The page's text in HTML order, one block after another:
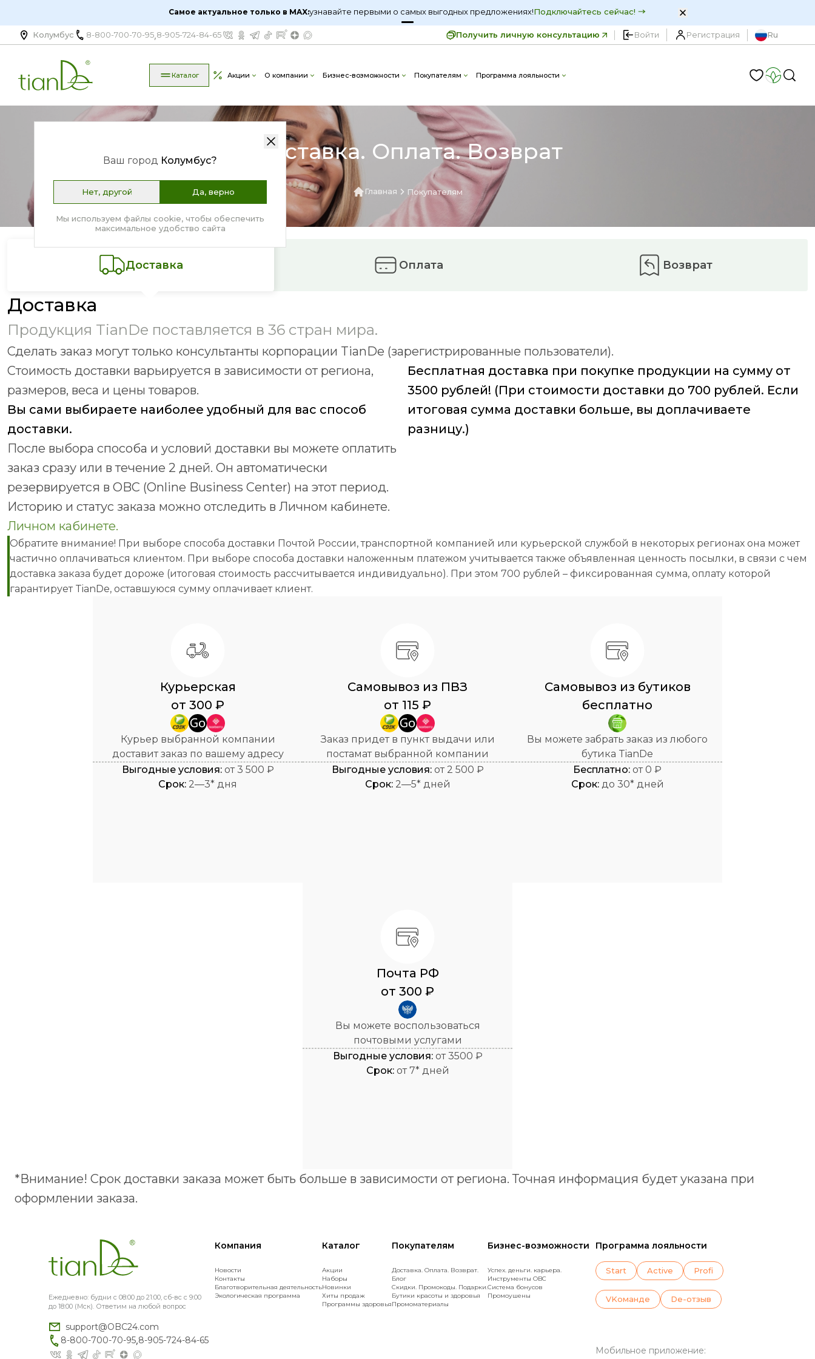
Самое актуальное только в MAX:узнавайте первыми о самых выгодных предложениях!Подключайтесь сейчас!
Колумбус 8-800-700-70-95,8-905-724-84-65 Получить личную консультацию Войти Регистрация Ru
Каталог Акции О компании Бизнес-возможности Покупателям Программа лояльности
Ваш город Колумбус?
Нет, другой Да, верно
Мы используем файлы cookie, чтобы обеспечить
максимальное удобство сайта
Доставка. Оплата. Возврат
Главная Покупателям
Доставка Оплата Возврат
Доставка
Продукция TianDe поставляется в 36 стран мира.
Сделать заказ могут только консультанты корпорации TianDe (зарегистрированные пользователи).
Стоимость доставки варьируется в зависимости от региона,
размеров, веса и цены товаров.
Вы сами выбираете наиболее удобный для вас способ
доставки.
После выбора способа и условий доставки вы можете оплатить
заказ сразу или в течение 2 дней. Он автоматически
резервируется в OBC (Online Business Center) на этот период.
Историю и статус заказа можно отследить в Личном кабинете.
Личном кабинете.
Бесплатная доставка при покупке продукции на сумму от
3500 рублей! (При стоимости доставки до 700 рублей. Если
итоговая сумма доставки больше, вы доплачиваете
разницу.)
Обратите внимание! При выборе способа доставки Почтой России, транспортной компанией или курьерской службой в некоторых регионах она может
частично оплачиваться клиентом. При выборе способа доставки наложенным платежом учитывается также объявленная ценность посылки, в связи с чем
доставка заказа будет дороже (итоговая стоимость рассчитывается индивидуально). При этом 700 рублей – фиксированная сумма, оплату которой
гарантирует TianDe, оставшуюся сумму оплачивает клиент.
Курьерская
от 300 ₽
Курьер выбранной компании
доставит заказ по вашему адресу
Выгодные условия: от 3 500 ₽
Cрок: 2—3* дня
Самовывоз из ПВЗ
от 115 ₽
Заказ придет в пункт выдачи или
постамат выбранной компании
Выгодные условия: от 2 500 ₽
Cрок: 2—5* дней
Самовывоз из бутиков
бесплатно
Вы можете забрать заказ из любого
бутика TianDe
Бесплатно: от 0 ₽
Cрок: до 30* дней
Почта РФ
от 300 ₽
Вы можете воспользоваться
почтовыми услугами
Выгодные условия: от 3500 ₽
Cрок: от 7* дней
*Внимание! Срок доставки заказа может быть больше в зависимости от региона. Точная информация будет указана при
оформлении заказа.
Ежедневно: будни с 08:00 до 21:00, сб-вс с 9:00
до 18:00 (Мск). Ответим на любой вопрос
support@OBC24.com
8-800-700-70-95,8-905-724-84-65
Компания
Новости
Контакты
Благотворительная деятельность
Экологическая программа
Каталог
Акции
Наборы
Новинки
Хиты продаж
Программы здоровья
Покупателям
Доставка. Оплата. Возврат.
Блог
Скидки. Промокоды. Подарки.
Бутики красоты и здоровья
Промоматериалы
Бизнес-возможности
Успех. деньги. карьера.
Инструменты OBC
Cистема бонусов
Промоушены
Программа лояльности
Start Active Profi
VKoманде De-отзыв
Мобильное приложение: